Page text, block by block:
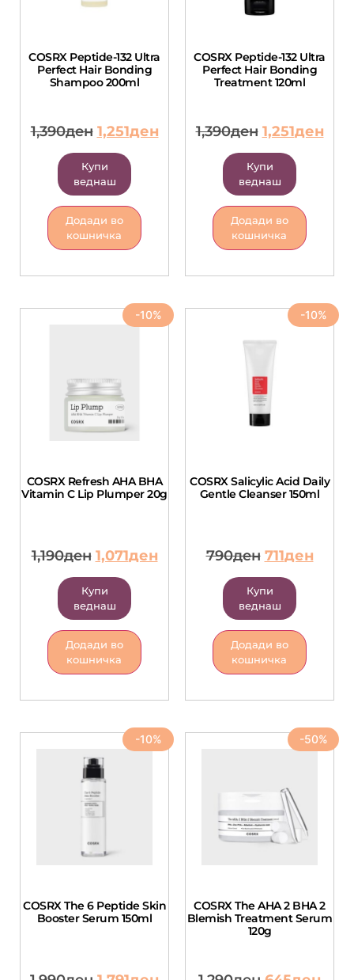
COSRX Peptide-132 Ultra
Perfect Hair Bonding
Shampoo 200ml
1,390ден 1,251ден
Купи
веднаш
Додади во
кошничка
COSRX Peptide-132 Ultra
Perfect Hair Bonding
Treatment 120ml
1,390ден 1,251ден
Купи
веднаш
Додади во
кошничка
-10%
COSRX Refresh AHA BHA
Vitamin C Lip Plumper 20g
1,190ден 1,071ден
Купи
веднаш
Додади во
кошничка
-10%
COSRX Salicylic Acid Daily
Gentle Cleanser 150ml
790ден 711ден
Купи
веднаш
Додади во
кошничка
-10%
COSRX The 6 Peptide Skin
Booster Serum 150ml
-50%
COSRX The AHA 2 BHA 2
Blemish Treatment Serum
120g